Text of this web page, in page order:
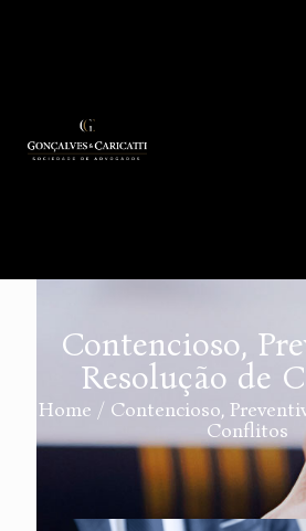
Contencioso,
Resolução de
Home / Contencioso,
Conflitos